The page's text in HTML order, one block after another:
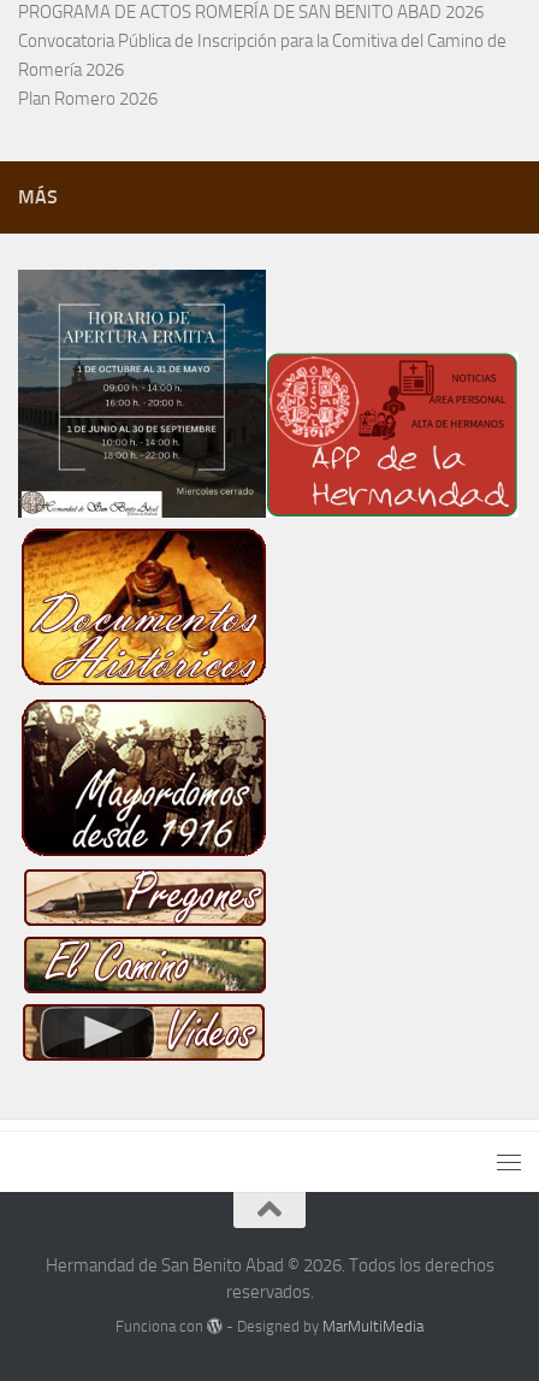
PROGRAMA DE ACTOS ROMERÍA DE SAN BENITO ABAD 2026
Convocatoria Pública de Inscripción para la Comitiva del Camino de
Romería 2026
Plan Romero 2026
MÁS
Hermandad de San Benito Abad © 2026. Todos los derechos
reservados.
Funciona con - Designed by MarMultiMedia